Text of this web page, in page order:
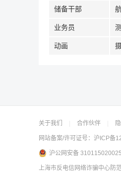
储备干部
业务员
动画
关于我们 合作伙伴
网站备案/许可证号： 沪ICP备
沪公网安备
上海市反电信网络诈骗中心防